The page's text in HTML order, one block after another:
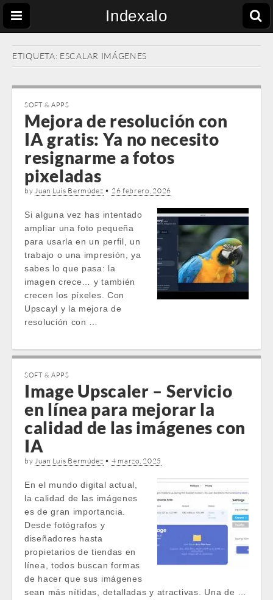
Indexalo
ETIQUETA: ESCALAR IMÁGENES
SOFT & APPS
Mejora de resolución con
IA gratis: Ya no necesito
resignarme a fotos
pixeladas
byJuan Luis Bermúdez • 26 febrero, 2026
Si alguna vez has intentado
ampliar una foto pequeña
para usarla en un perfil, un
trabajo o una impresión, ya
sabes lo que pasa: la
imagen crece… y también
crecen los píxeles. Con
Upscayl y la mejora de
resolución con …
SOFT & APPS
Image Upscaler – Servicio
en línea para mejorar la
calidad de las imágenes con
IA
byJuan Luis Bermúdez • 4 marzo, 2025
En el mundo digital actual,
la calidad de las imágenes
es de gran importancia.
Desde fotógrafos y
diseñadores hasta
propietarios de tiendas en
línea, todos buscan formas
de hacer que sus imágenes
sean más nítidas, detalladas y atractivas. Una de …